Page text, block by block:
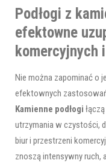
Podłogi z
efektowne
komercyjnych
Nie można zapominać o
efektownych
Kamienne podłogi
utrzymania w czystości,
biur i przestrzeni
znoszą intensywny ruch,